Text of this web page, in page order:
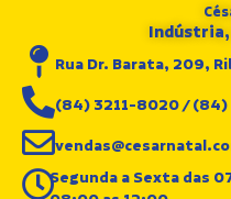
Indústria,
Rua Dr. Barata, 209,
(84) 3211-8020 /
Segunda a Sexta das